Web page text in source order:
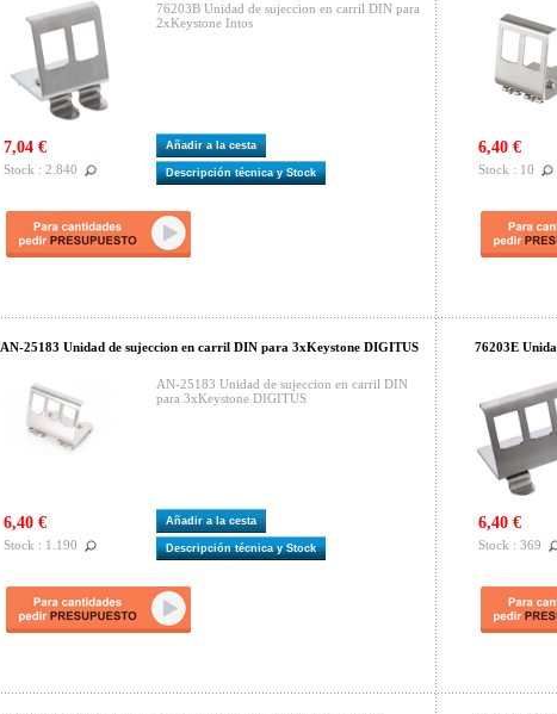
76203B Unidad de sujeccion en carril DIN para
2xKeystone Intos
7,04 €
Stock : 2.840
Añadir a la cesta
Descripción técnica y Stock
6,40 €
Stock : 10
AN-25183 Unidad de sujeccion en carril DIN para 3xKeystone DIGITUS
AN-25183 Unidad de sujeccion en carril DIN
para 3xKeystone DIGITUS
6,40 €
Stock : 1.190
Añadir a la cesta
Descripción técnica y Stock
76203E
6,40 €
Stock : 369